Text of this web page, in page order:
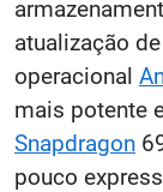
atualização
operacional
mais potente
Snapdragon
pouco